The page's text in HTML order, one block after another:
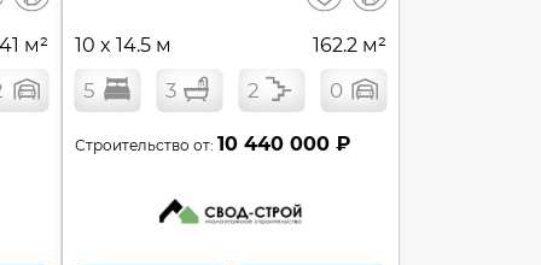
сравнение
м²
сравнение
10 x 14.5 м 162.2 м²
5 3 2 0
Строительство от:10 440 000 ₽